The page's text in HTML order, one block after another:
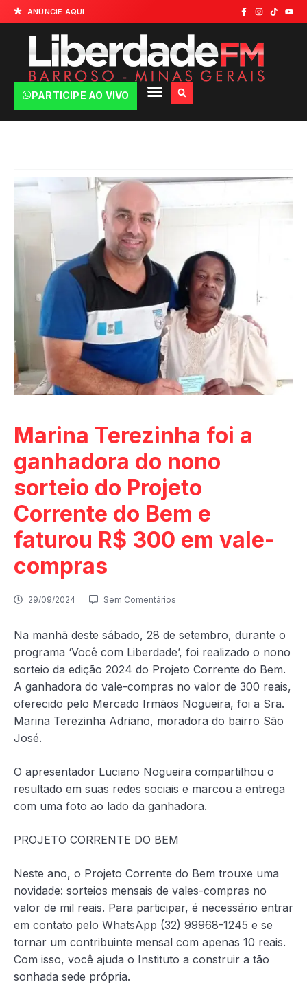
ANÚNCIE AQUI
PARTICIPE AO VIVO
Marina Terezinha foi a
ganhadora do nono
sorteio do Projeto
Corrente do Bem e
faturou R$ 300 em vale-
compras
29/09/2024 Sem Comentários
Na manhã deste sábado, 28 de setembro, durante o
programa ‘Você com Liberdade’, foi realizado o nono
sorteio da edição 2024 do Projeto Corrente do Bem.
A ganhadora do vale-compras no valor de 300 reais,
oferecido pelo Mercado Irmãos Nogueira, foi a Sra.
Marina Terezinha Adriano, moradora do bairro São
José.
O apresentador Luciano Nogueira compartilhou o
resultado em suas redes sociais e marcou a entrega
com uma foto ao lado da ganhadora.
PROJETO CORRENTE DO BEM
Neste ano, o Projeto Corrente do Bem trouxe uma
novidade: sorteios mensais de vales-compras no
valor de mil reais. Para participar, é necessário entrar
em contato pelo WhatsApp (32) 99968-1245 e se
tornar um contribuinte mensal com apenas 10 reais.
Com isso, você ajuda o Instituto a construir a tão
sonhada sede própria.